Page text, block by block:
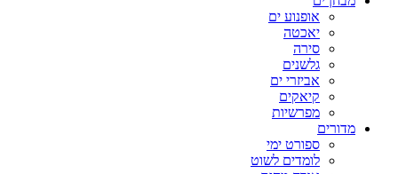
אופנוע ים
יאכטה
סירה
גלשנים
אביזרי ים
קיאקים
מפרשיות
מדורים
ספורט ימי
לומדים לשוט